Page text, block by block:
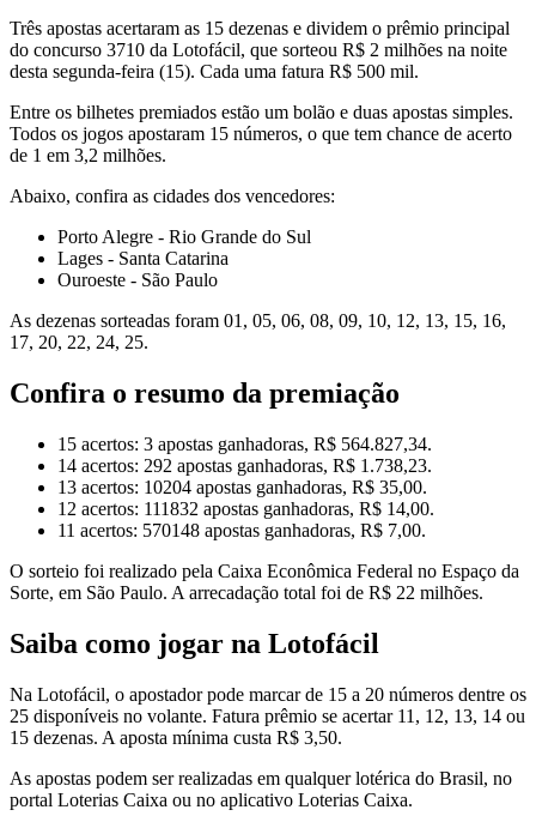
Três apostas acertaram as 15 dezenas e dividem o prêmio principal
do concurso 3710 da Lotofácil, que sorteou R$ 2 milhões na noite
desta segunda-feira (15). Cada uma fatura R$ 500 mil.
Entre os bilhetes premiados estão um bolão e duas apostas simples.
Todos os jogos apostaram 15 números, o que tem chance de acerto
de 1 em 3,2 milhões.
Abaixo, confira as cidades dos vencedores:
Porto Alegre - Rio Grande do Sul
Lages - Santa Catarina
Ouroeste - São Paulo
As dezenas sorteadas foram 01, 05, 06, 08, 09, 10, 12, 13, 15, 16,
17, 20, 22, 24, 25.
Confira o resumo da premiação
15 acertos: 3 apostas ganhadoras, R$ 564.827,34.
14 acertos: 292 apostas ganhadoras, R$ 1.738,23.
13 acertos: 10204 apostas ganhadoras, R$ 35,00.
12 acertos: 111832 apostas ganhadoras, R$ 14,00.
11 acertos: 570148 apostas ganhadoras, R$ 7,00.
O sorteio foi realizado pela Caixa Econômica Federal no Espaço da
Sorte, em São Paulo. A arrecadação total foi de R$ 22 milhões.
Saiba como jogar na Lotofácil
Na Lotofácil, o apostador pode marcar de 15 a 20 números dentre os
25 disponíveis no volante. Fatura prêmio se acertar 11, 12, 13, 14 ou
15 dezenas. A aposta mínima custa R$ 3,50.
As apostas podem ser realizadas em qualquer lotérica do Brasil, no
portal Loterias Caixa ou no aplicativo Loterias Caixa.